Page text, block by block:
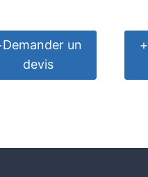
Demander un
devis
+